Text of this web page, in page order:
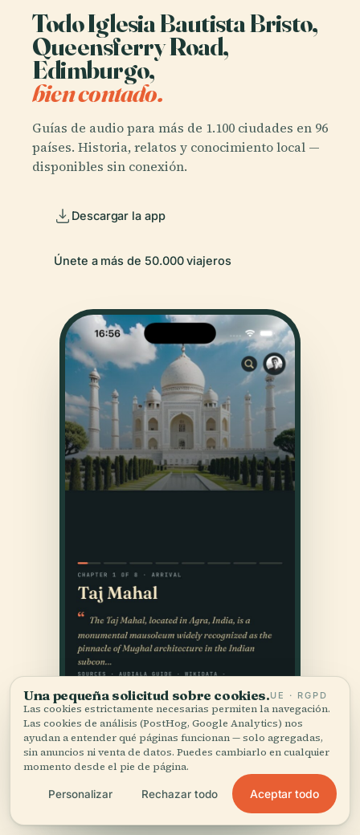
Todo Iglesia Bautista Bristo,
Queensferry Road,
Edimburgo,
bien contado.
Guías de audio para más de 1.100 ciudades en 96
países. Historia, relatos y conocimiento local —
disponibles sin conexión.
Descargar la app
Únete a más de 50.000 viajeros
Una pequeña solicitud sobre cookies.UE · RGPD
Las cookies estrictamente necesarias permiten la navegación.
Las cookies de análisis (PostHog, Google Analytics) nos
ayudan a entender qué páginas funcionan — solo agregadas,
sin anuncios ni venta de datos. Puedes cambiarlo en cualquier
momento desde el pie de página.
Personalizar Rechazar todo Aceptar todo